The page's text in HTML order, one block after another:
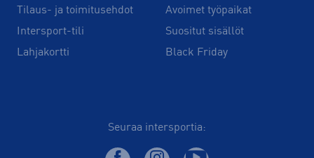
Tilaus- ja toimitusehdot
Intersport-tili
Lahjakortti
Avoimet työpaikat
Suositut sisällöt
Black Friday
Seuraa intersportia: